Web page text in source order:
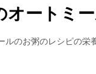
オートミ
のお粥のレシピの栄